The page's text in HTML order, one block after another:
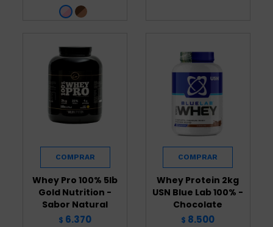
Whey Pro 100% 5lb
Gold Nutrition -
Sabor Natural
$ 6.370
Whey Protein 2kg
USN Blue Lab 100% -
Chocolate
$ 8.500